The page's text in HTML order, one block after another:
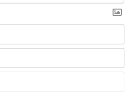
m
a
b